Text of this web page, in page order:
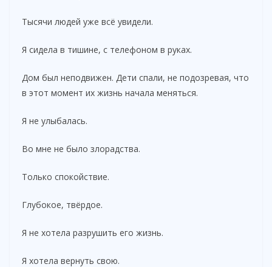
Тысячи людей уже всё увидели.
Я сидела в тишине, с телефоном в руках.
Дом был неподвижен. Дети спали, не подозревая, что
в этот момент их жизнь начала меняться.
Я не улыбалась.
Во мне не было злорадства.
Только спокойствие.
Глубокое, твёрдое.
Я не хотела разрушить его жизнь.
Я хотела вернуть свою.